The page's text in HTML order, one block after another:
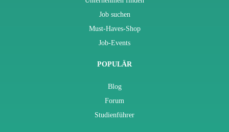
Job suchen
Must-Haves-Shop
Job-Events
POPULÄR
Blog
Forum
Studienführer